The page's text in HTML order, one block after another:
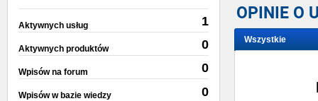
Aktywnych usług 1
Aktywnych produktów 0
Wpisów na forum 0
Wpisów w bazie wiedzy 0
OPINIE O
Wszystkie